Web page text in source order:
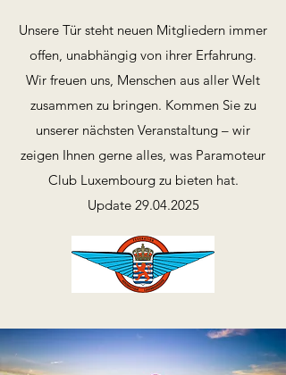
Unsere Tür steht neuen Mitgliedern immer
offen, unabhängig von ihrer Erfahrung.
Wir freuen uns, Menschen aus aller Welt
zusammen zu bringen. Kommen Sie zu
unserer nächsten Veranstaltung – wir
zeigen Ihnen gerne alles, was Paramoteur
Club Luxembourg zu bieten hat.
Update 29.04.2025